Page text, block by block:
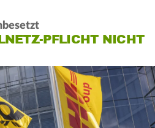
PFLICHT NICHT